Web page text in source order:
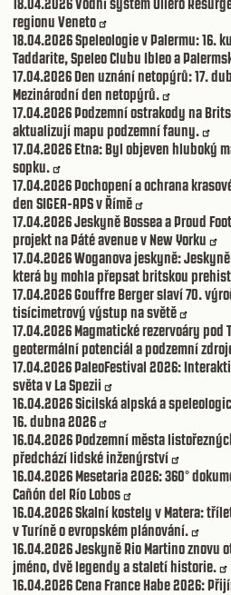
regionu Veneto
18.04.2026Speleologie v Palermu: 16.
Taddarite, Speleo Clubu Ibleo a
17.04.2026Den uznání netopýrů: 17.
Mezinárodní den netopýrů.
17.04.2026Podzemní ostrakody na
aktualizují mapu podzemní fauny.
17.04.2026Etna: Byl objeven hluboký
sopku.
17.04.2026Pochopení a ochrana
den SIGEA-APS v Římě
17.04.2026Jeskyně Bossea a Proud
projekt na Páté avenue v New Yorku
17.04.2026Woganova jeskyně:
která by mohla přepsat britskou
17.04.2026Gouffre Berger slaví 70.
tisícimetrový výstup na světě
17.04.2026Magmatické rezervoáry pod
geotermální potenciál a podzemní
17.04.2026PaleoFestival 2026:
světa v La Spezii
16.04.2026Sicilská alpská a
16. dubna 2026
16.04.2026Podzemní města
předchází lidské inženýrství
16.04.2026Mesetaria 2026: 360°
Cañón del Río Lobos
16.04.2026Skalní kostely v Matera:
v Turíně o evropském plánování.
16.04.2026Jeskyně Rio Martino znovu
jméno, dvě legendy a staletí historie.
16.04.2026Cena France Habe 2026: